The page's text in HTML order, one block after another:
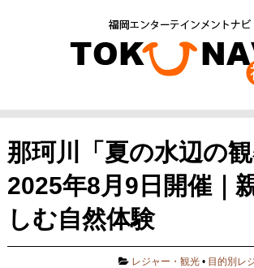
那珂川「夏の水辺の観
2025年8月9日開催｜
しむ自然体験
レジャー・観光 • 目的別レ